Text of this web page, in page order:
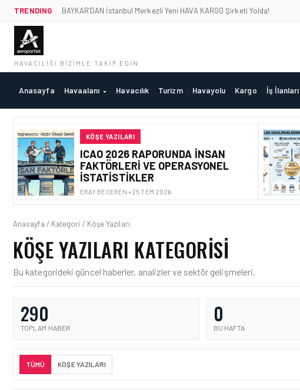
TRENDING BAYKAR’DAN İstanbul Merkezli Yeni HAVA KARGO Şirketi Yolda!
HAVACILIĞI BIZIMLE TAKIP EDIN
Anasayfa Havaalanı Havacılık Turizm Havayolu Kargo İş İlanları
KÖŞE YAZILARI
ICAO 2026 RAPORUNDA İNSAN
FAKTÖRLERI VE OPERASYONEL
İSTATISTIKLER
ERAY BECEREN • 25 TEM 2026
Anasayfa / Kategori / Köşe Yazıları
KÖŞE YAZILARI KATEGORISI
Bu kategorideki güncel haberler, analizler ve sektör gelişmeleri.
290
TOPLAM HABER
0
BU HAFTA
TÜMÜ KÖŞE YAZILARI